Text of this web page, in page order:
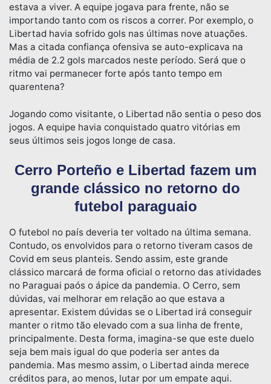
estava a viver. A equipe jogava para frente, não se
importando tanto com os riscos a correr. Por exemplo, o
Libertad havia sofrido gols nas últimas nove atuações.
Mas a citada confiança ofensiva se auto-explicava na
média de 2.2 gols marcados neste período. Será que o
ritmo vai permanecer forte após tanto tempo em
quarentena?
Jogando como visitante, o Libertad não sentia o peso dos
jogos. A equipe havia conquistado quatro vitórias em
seus últimos seis jogos longe de casa.
Cerro Porteño e Libertad fazem um
grande clássico no retorno do
futebol paraguaio
O futebol no país deveria ter voltado na última semana.
Contudo, os envolvidos para o retorno tiveram casos de
Covid em seus planteis. Sendo assim, este grande
clássico marcará de forma oficial o retorno das atividades
no Paraguai paós o ápice da pandemia. O Cerro, sem
dúvidas, vai melhorar em relação ao que estava a
apresentar. Existem dúvidas se o Libertad irá conseguir
manter o ritmo tão elevado com a sua linha de frente,
principalmente. Desta forma, imagina-se que este duelo
seja bem mais igual do que poderia ser antes da
pandemia. Mas mesmo assim, o Libertad ainda merece
créditos para, ao menos, lutar por um empate aqui.